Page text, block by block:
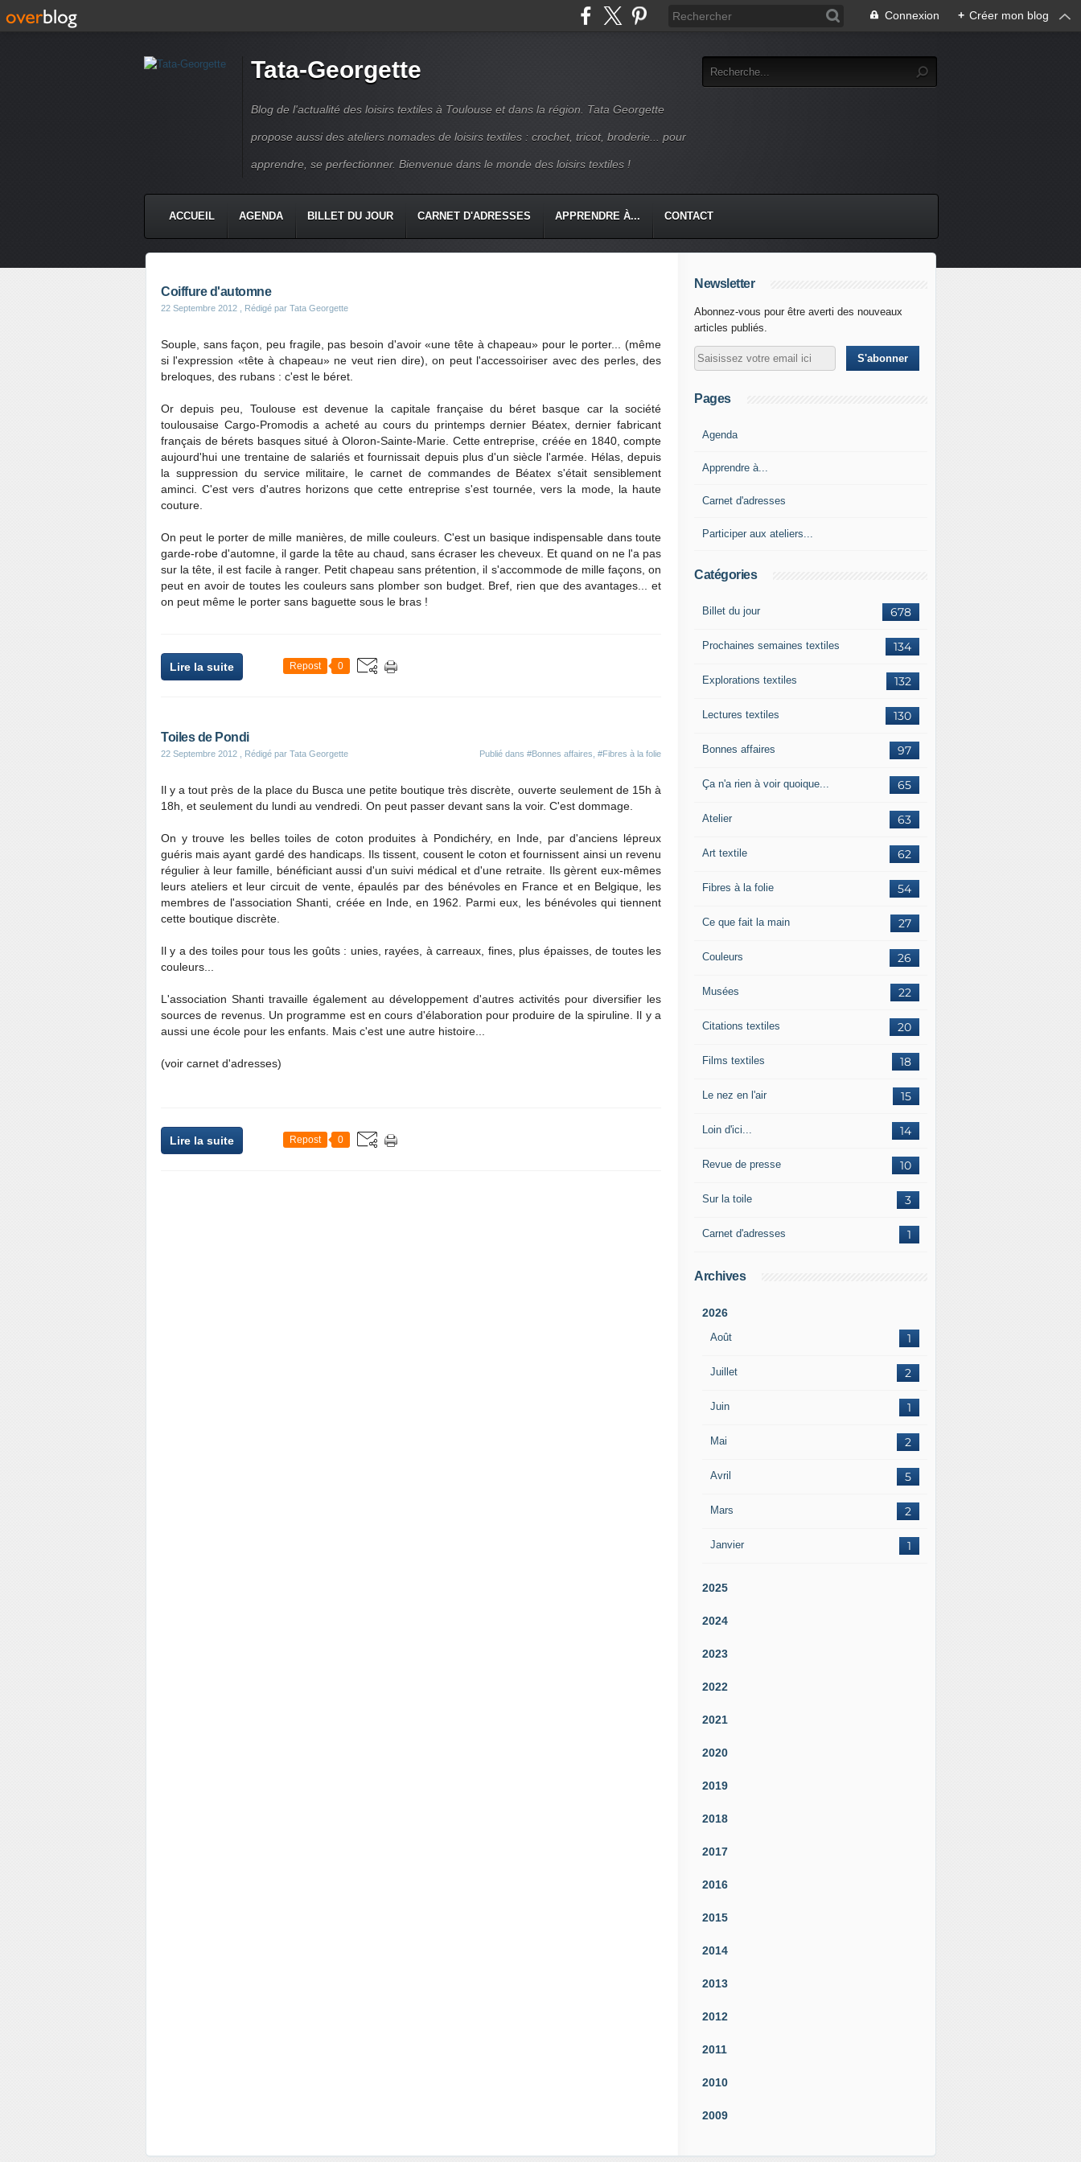
Connexion + Créer mon blog
Tata-Georgette
Blog de l'actualité des loisirs textiles à Toulouse et dans la région. Tata Georgette
propose aussi des ateliers nomades de loisirs textiles : crochet, tricot, broderie... pour
apprendre, se perfectionner. Bienvenue dans le monde des loisirs textiles !
ACCUEIL AGENDA BILLET DU JOUR CARNET D'ADRESSES APPRENDRE À... CONTACT
Coiffure d'automne
22 Septembre 2012 , Rédigé par Tata Georgette
Souple, sans façon, peu fragile, pas besoin d'avoir «une tête à chapeau» pour le porter... (même
si l'expression «tête à chapeau» ne veut rien dire), on peut l'accessoiriser avec des perles, des
breloques, des rubans : c'est le béret.
Or depuis peu, Toulouse est devenue la capitale française du béret basque car la société
toulousaise Cargo-Promodis a acheté au cours du printemps dernier Béatex, dernier fabricant
français de bérets basques situé à Oloron-Sainte-Marie. Cette entreprise, créée en 1840, compte
aujourd'hui une trentaine de salariés et fournissait depuis plus d'un siècle l'armée. Hélas, depuis
la suppression du service militaire, le carnet de commandes de Béatex s'était sensiblement
aminci. C'est vers d'autres horizons que cette entreprise s'est tournée, vers la mode, la haute
couture.
On peut le porter de mille manières, de mille couleurs. C'est un basique indispensable dans toute
garde-robe d'automne, il garde la tête au chaud, sans écraser les cheveux. Et quand on ne l'a pas
sur la tête, il est facile à ranger. Petit chapeau sans prétention, il s'accommode de mille façons, on
peut en avoir de toutes les couleurs sans plomber son budget. Bref, rien que des avantages... et
on peut même le porter sans baguette sous le bras !
Lire la suite Repost 0
Toiles de Pondi
22 Septembre 2012 , Rédigé par Tata Georgette Publié dans #Bonnes affaires #Fibres à la folie
Il y a tout près de la place du Busca une petite boutique très discrète, ouverte seulement de 15h à
18h, et seulement du lundi au vendredi. On peut passer devant sans la voir. C'est dommage.
On y trouve les belles toiles de coton produites à Pondichéry, en Inde, par d'anciens lépreux
guéris mais ayant gardé des handicaps. Ils tissent, cousent le coton et fournissent ainsi un revenu
régulier à leur famille, bénéficiant aussi d'un suivi médical et d'une retraite. Ils gèrent eux-mêmes
leurs ateliers et leur circuit de vente, épaulés par des bénévoles en France et en Belgique, les
membres de l'association Shanti, créée en Inde, en 1962. Parmi eux, les bénévoles qui tiennent
cette boutique discrète.
Il y a des toiles pour tous les goûts : unies, rayées, à carreaux, fines, plus épaisses, de toutes les
couleurs...
L'association Shanti travaille également au développement d'autres activités pour diversifier les
sources de revenus. Un programme est en cours d'élaboration pour produire de la spiruline. Il y a
aussi une école pour les enfants. Mais c'est une autre histoire...
(voir carnet d'adresses)
Lire la suite Repost 0
Newsletter
Abonnez-vous pour être averti des nouveaux
articles publiés.
Pages
Agenda
Apprendre à...
Carnet d'adresses
Participer aux ateliers...
Catégories
678
Billet du jour
134
Prochaines semaines textiles
132
Explorations textiles
130
Lectures textiles
97
Bonnes affaires
65
Ça n'a rien à voir quoique...
63
Atelier
62
Art textile
54
Fibres à la folie
27
Ce que fait la main
26
Couleurs
22
Musées
20
Citations textiles
18
Films textiles
15
Le nez en l'air
14
Loin d'ici...
10
Revue de presse
3
Sur la toile
1
Carnet d'adresses
Archives
2026
Août 1
Juillet 2
Juin 1
Mai 2
Avril 5
Mars 2
Janvier 1
2025
2024
2023
2022
2021
2020
2019
2018
2017
2016
2015
2014
2013
2012
2011
2010
2009